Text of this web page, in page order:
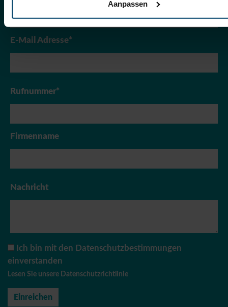
Aanpassen
E-Mail Adresse*
Rufnummer*
Firmenname
Nachricht
Ich bin mit den Datenschutzbestimmungen
einverstanden
Lesen Sie unsere Datenschutzrichtlinie